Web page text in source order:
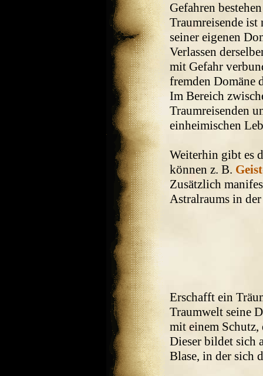
Gefahren
Traumreisende
seiner eigenen
Verlassen
mit Gefahr
fremden Domäne
Im Bereich
Traumreisenden
einheimischen
Weiterhin gibt es
können z. B.
Zusätzlich
Astralraums in
Erschafft ein
Traumwelt seine
mit einem
Dieser bildet sich
Blase, in der sich